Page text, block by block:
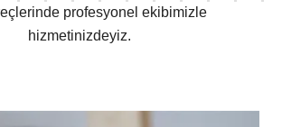
profesyonel ekibimizle
hizmetinizdeyiz.